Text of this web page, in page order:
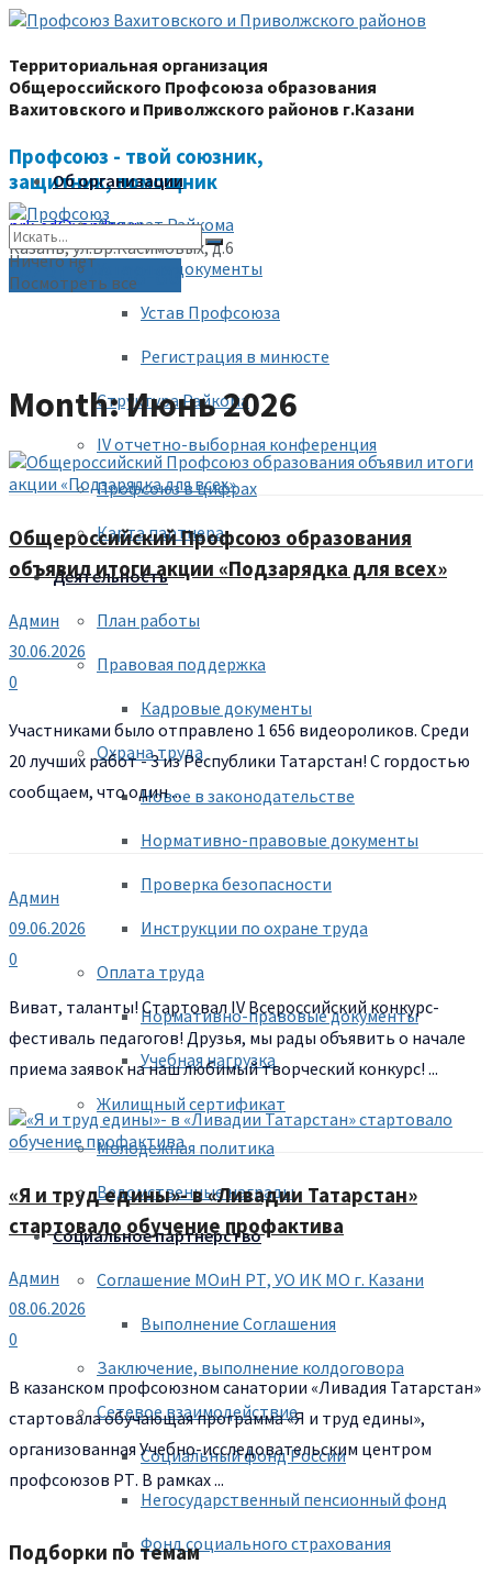
Территориальная организация
Общероссийского Профсоюза образования
Вахитовского и Приволжского районов г.Казани
Профсоюз - твой союзник,
защитник, помощник
prk-ed@yandex.ru
Казань, ул.Бр.Касимовых, д.6
(843) 228-68-80
Об организации
Аппарат Райкома
Уставные документы
Устав Профсоюза
Регистрация в минюсте
Структура Райкома
IV отчетно-выборная конференция
Профсоюз в цифрах
Карта партнера
Деятельность
План работы
Правовая поддержка
Кадровые документы
Охрана труда
Новое в законодательстве
Нормативно-правовые документы
Проверка безопасности
Инструкции по охране труда
Оплата труда
Нормативно-правовые документы
Учебная нагрузка
Жилищный сертификат
Молодежная политика
Ведомственные награды
Социальное партнерство
Соглашение МОиН РТ, УО ИК МО г. Казани
Выполнение Соглашения
Заключение, выполнение колдоговора
Сетевое взаимодействие
Социальный фонд России
Негосударственный пенсионный фонд
Фонд социального страхования
Ничего нет
Посмотреть все
Month: Июнь 2026
Общероссийский Профсоюз образования
объявил итоги акции «Подзарядка для всех»
Админ
30.06.2026
0
Участниками было отправлено 1 656 видеороликов. Среди
20 лучших работ - 3 из Республики Татарстан! С гордостью
сообщаем, что один ...
Админ
09.06.2026
0
Виват, таланты! Стартовал IV Всероссийский конкурс-
фестиваль педагогов! Друзья, мы рады объявить о начале
приема заявок на наш любимый творческий конкурс! ...
«Я и труд едины»- в «Ливадии Татарстан»
стартовало обучение профактива
Админ
08.06.2026
0
В казанском профсоюзном санатории «Ливадия Татарстан»
стартовала обучающая программа «Я и труд едины»,
организованная Учебно-исследовательским центром
профсоюзов РТ. В рамках ...
Подборки по темам